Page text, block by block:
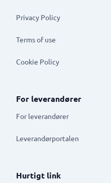
Privacy Policy
Terms of use
Cookie Policy
For leverandører
For leverandører
Leverandørportalen
Hurtigt link